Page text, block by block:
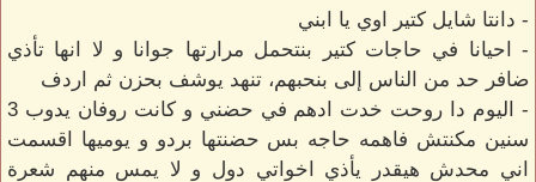
- دانتا شايل كتير اوي يا ابني
- احيانا في حاجات كتير بنتحمل مرارتها جوانا و لا انها تأذي
ضافر حد من الناس إلى بنحبهم، تنهد يوشف بحزن ثم اردف
- اليوم دا روحت خدت ادهم في حضني و كانت روفان يدوب 3
سنين مكنتش فاهمه حاجه بس حضنتها بردو و يوميها اقسمت
اني محدش هيقدر يأذي اخواتي دول و لا يمس منهم شعرة